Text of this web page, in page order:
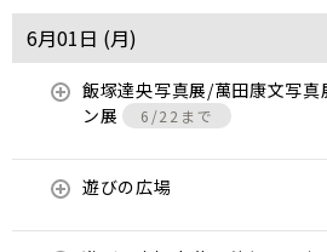
6月01日 (月)
飯塚達央写真展/萬田康文写真
ン展
6/22まで
遊びの広場